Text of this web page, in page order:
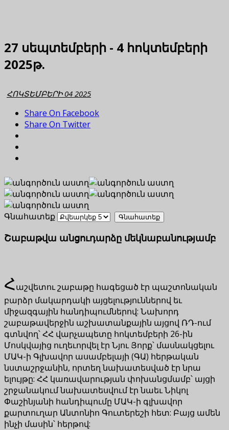
27 սեպտեմբերի - 4 հոկտեմբերի
2025թ.
ՀՈԿՏԵՄԲԵՐԻ 04 2025
Share On Facebook
Share On Twitter
Գնահատեք
Շաբաթվա անցուդարձը մեկնաբանությամբ
Հաշվետու շաբաթը հագեցած էր պաշտոնական
բարձր մակարդակի այցելություններով եւ
միջազգային հանդիպումներով: Նախորդ
շաբաթավերջին աշխատանքային այցով ՌԴ-ում
գտնվող՝ ՀՀ վարչապետը հոկտեմբերի 26-ին
Մոսկվայից ուղեւորվել էր Նյու Յորք՝ մասնակցելու
ՄԱԿ-ի Գլխավոր ասամբելայի (ԳԱ) հերթական
նստաշրջանին, որտեղ նախատեսված էր նրա
ելույթը: ՀՀ կառավարության փոխանցմամբ՝ այցի
շրջանակում նախատեսվում էր նաեւ Նիկոլ
Փաշինյանի հանդիպումը ՄԱԿ-ի գլխավոր
քարտուղար Անտոնիո Գուտերեշի հետ: Բայց ամեն
ինչի մասին՝ հերթով: